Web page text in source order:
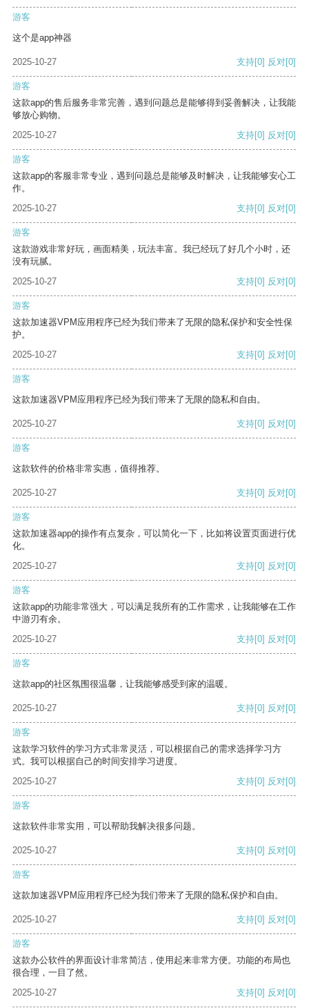
游客
这个是app神器
2025-10-27 支持[0] 反对[0]
游客
这款app的售后服务非常完善，遇到问题总是能够得到妥善解决，让我能
够放心购物。
2025-10-27
支持[0] 反对[0]
游客
这款app的客服非常专业，遇到问题总是能够及时解决，让我能够安心工
作。
2025-10-27
支持[0] 反对[0]
游客
这款游戏非常好玩，画面精美，玩法丰富。我已经玩了好几个小时，还
没有玩腻。
2025-10-27
支持[0] 反对[0]
游客
这款加速器VPM应用程序已经为我们带来了无限的隐私保护和安全性保
护。
2025-10-27
支持[0] 反对[0]
游客
这款加速器VPM应用程序已经为我们带来了无限的隐私和自由。
2025-10-27 支持[0] 反对[0]
游客
这款软件的价格非常实惠，值得推荐。
2025-10-27 支持[0] 反对[0]
游客
这款加速器app的操作有点复杂，可以简化一下，比如将设置页面进行优
化。
2025-10-27
支持[0] 反对[0]
游客
这款app的功能非常强大，可以满足我所有的工作需求，让我能够在工作
中游刃有余。
2025-10-27
支持[0] 反对[0]
游客
这款app的社区氛围很温馨，让我能够感受到家的温暖。
2025-10-27 支持[0] 反对[0]
游客
这款学习软件的学习方式非常灵活，可以根据自己的需求选择学习方
式。我可以根据自己的时间安排学习进度。
2025-10-27
支持[0] 反对[0]
游客
这款软件非常实用，可以帮助我解决很多问题。
2025-10-27 支持[0] 反对[0]
游客
这款加速器VPM应用程序已经为我们带来了无限的隐私保护和自由。
2025-10-27 支持[0] 反对[0]
游客
这款办公软件的界面设计非常简洁，使用起来非常方便。功能的布局也
很合理，一目了然。
2025-10-27
支持[0] 反对[0]